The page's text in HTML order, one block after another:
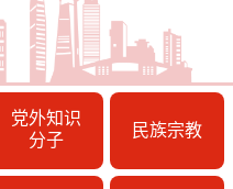
党外知识
分子
民族宗教